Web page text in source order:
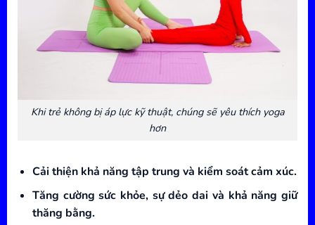
Khi trẻ không bị áp lực kỹ thuật, chúng sẽ yêu thích yoga
hơn
Cải thiện khả năng tập trung và kiểm soát cảm xúc.
Tăng cường sức khỏe, sự dẻo dai và khả năng giữ
thăng bằng.